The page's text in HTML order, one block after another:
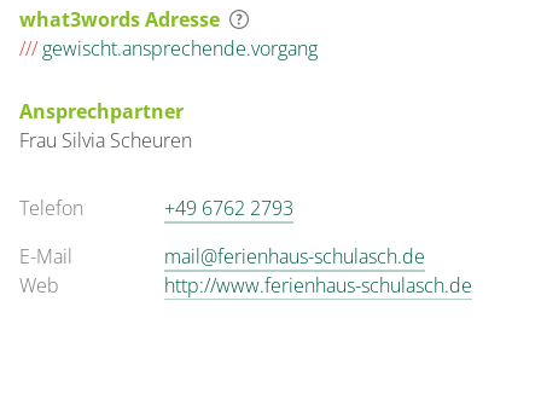
what3words Adresse
/// gewischt.ansprechende.vorgang
Ansprechpartner
Frau Silvia Scheuren
Telefon
+49 6762 2793
E-Mail
mail@ferienhaus-schulasch.de
Web
http://www.ferienhaus-schulasch.de